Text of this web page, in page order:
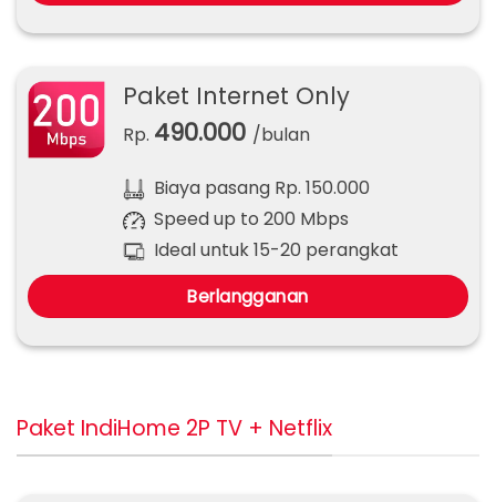
Paket Internet Only
Rp. 490.000 /bulan
Biaya pasang Rp. 150.000
Speed up to 200 Mbps
Ideal untuk 15-20 perangkat
Berlangganan
Paket IndiHome 2P TV + Netflix